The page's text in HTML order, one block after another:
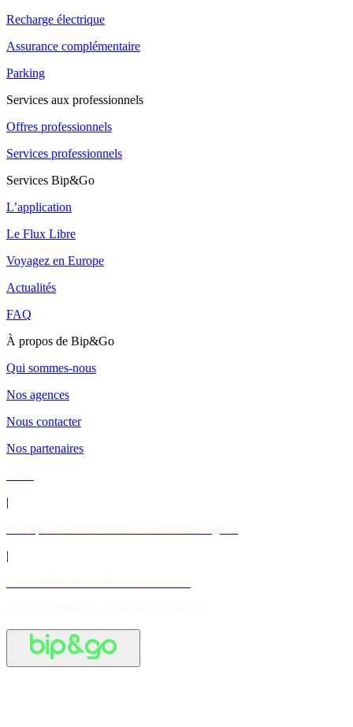
Recharge électrique
Assurance complémentaire
Parking
Services aux professionnels
Offres professionnels
Services professionnels
Services Bip&Go
L’application
Le Flux Libre
Voyagez en Europe
Actualités
FAQ
À propos de Bip&Go
Qui sommes-nous
Nos agences
Nous contacter
Nos partenaires
|
|